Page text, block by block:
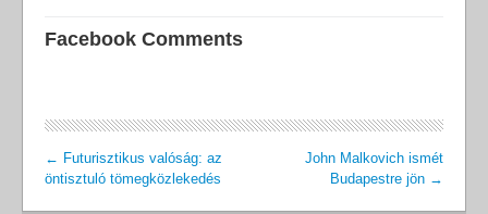
Facebook Comments
← Futurisztikus valóság: az
öntisztuló tömegközlekedés
John Malkovich ismét
Budapestre jön →